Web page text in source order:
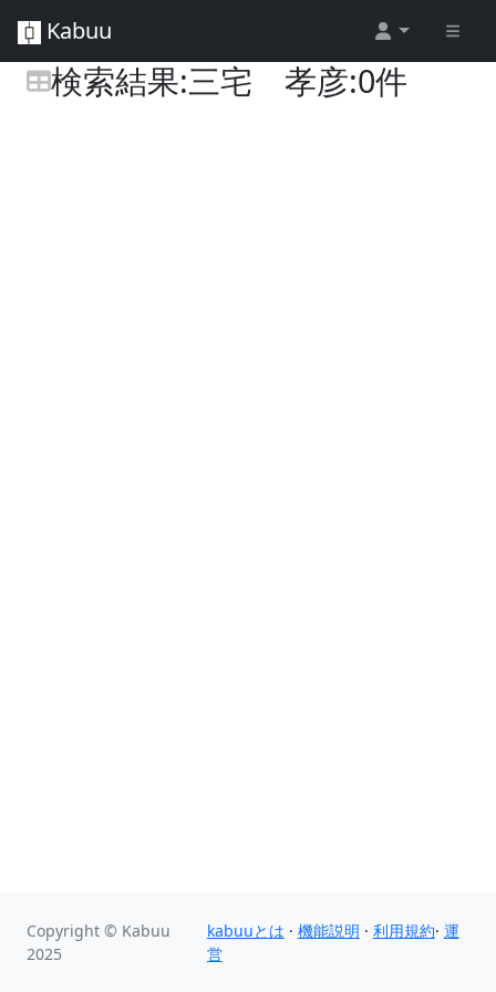
Kabuu
検索結果:三宅 孝彦:0件
Copyright © Kabuu
2025
kabuuとは · 機能説明 · 利用規約· 運
営